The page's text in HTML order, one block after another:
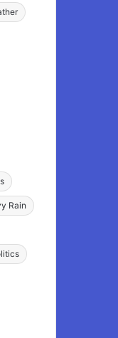
Rain